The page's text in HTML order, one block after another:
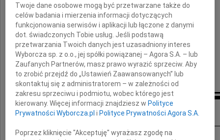
Żonie, Dzieciom i Rodzinie
składamy najszczersze wyrazy współczucia
Anna Wilbik-Świtaj i Norbert Świtaj
Inne kondolencje
Twoje dane osobowe mogą być przetwarzane także do
celów badania i mierzenia informacji dotyczących
funkcjonowania serwisów i aplikacji lub łączone z danymi
dot. świadczonych Tobie usług. Jeśli podstawą
przetwarzania Twoich danych jest uzasadniony interes
Wyborcza sp. z o.o., jej spółki powiązanej – Agora S.A. – lub
Zaufanych Partnerów, masz prawo wyrazić sprzeciw. Aby
to zrobić przejdź do „Ustawień Zaawansowanych” lub
skontaktuj się z administratorem – w zależności od
zakresu sprzeciwu i podmiotu, wobec którego jest
kierowany. Więcej informacji znajdziesz wPolityce
Prywatności Wyborcza.pl iPolityce Prywatności Agora S.A.
Poprzez kliknięcie "Akceptuję" wyrażasz zgodę na